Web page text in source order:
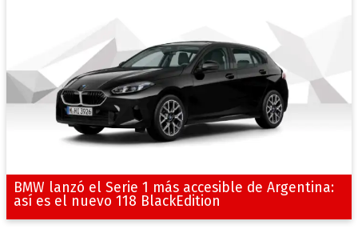
BMW lanzó el Serie 1 más accesible de Argentina:
así es el nuevo 118 BlackEdition